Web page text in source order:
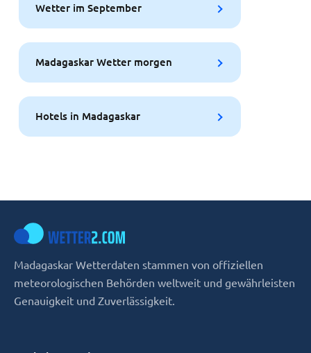
Wetter im September
Madagaskar Wetter morgen
Hotels in Madagaskar
Madagaskar Wetterdaten stammen von offiziellen
meteorologischen Behörden weltweit und gewährleisten
Genauigkeit und Zuverlässigkeit.